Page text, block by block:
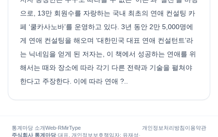
으로, 13만 회원수를 자랑하는 국내 최초의 연애 컨설팅 카
페 ‘쿨카사노바’를 운영하고 있다. 3년 동안 2만 5,000명에
게 연애 컨설팅을 해오며 ‘대한민국 대표 연애 컨설턴트’라
는 닉네임을 얻게 된 저자는, 이 책에서 성공하는 연애를 위
해서는 때와 장소에 따라 각기 다른 전략과 기술을 펼쳐야
한다고 주장한다. 이에 따라 연애 ?..
통계마당 소개Web-RMirType 개인정보처리방침이용약관
주식회사 통계마당·대표, 개인정보보호책임자: 유재성·